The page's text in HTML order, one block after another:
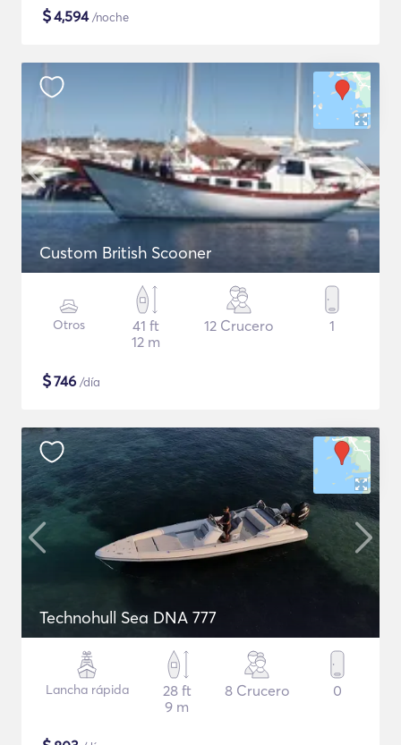
$4,594/noche
Custom British Scooner
Otros
41 ft
12 m
12 Crucero 1
$746 /día
Technohull Sea DNA 777
Lancha rápida
28 ft
9 m
8 Crucero 0